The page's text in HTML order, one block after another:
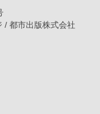
/ 都市出版株式会社